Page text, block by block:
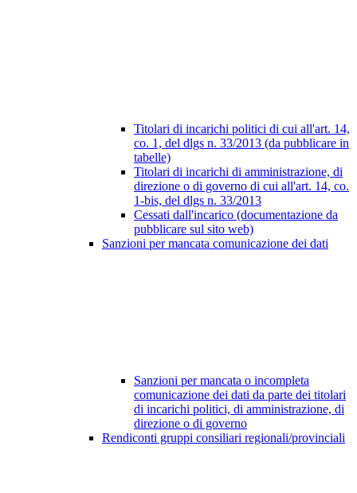
Titolari di incarichi politici di cui all'art. 14,
co. 1, del dlgs n. 33/2013 (da pubblicare in
tabelle)
Titolari di incarichi di amministrazione, di
direzione o di governo di cui all'art. 14, co.
1-bis, del dlgs n. 33/2013
Cessati dall'incarico (documentazione da
pubblicare sul sito web)
Sanzioni per mancata comunicazione dei dati
Sanzioni per mancata o incompleta
comunicazione dei dati da parte dei titolari
di incarichi politici, di amministrazione, di
direzione o di governo
Rendiconti gruppi consiliari regionali/provinciali